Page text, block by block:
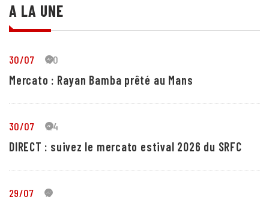
A LA UNE
30/07 30
Mercato : Rayan Bamba prêté au Mans
30/07 24
DIRECT : suivez le mercato estival 2026 du SRFC
29/07 5